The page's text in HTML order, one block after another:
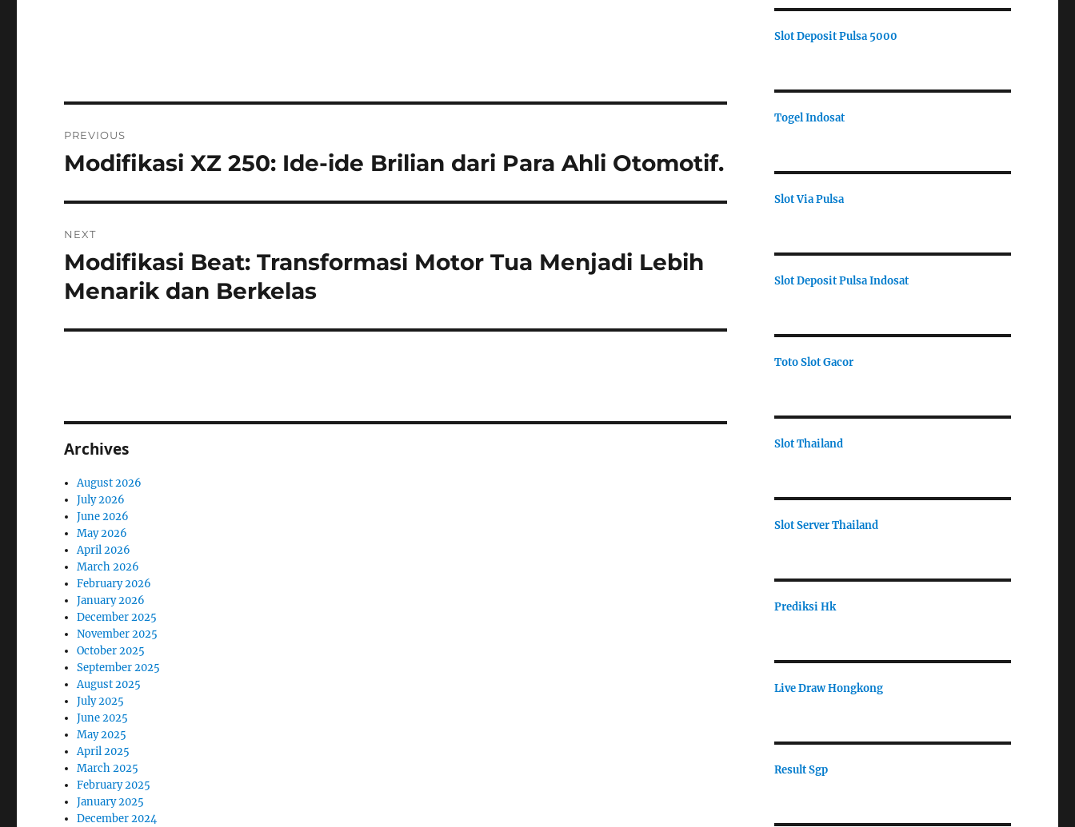
navigation
PREVIOUS
Previous
Modifikasi XZ 250: Ide-ide Brilian dari Para Ahli Otomotif.
NEXT
Next
post:
Modifikasi Beat: Transformasi Motor Tua Menjadi Lebih
Menarik dan Berkelas
Archives
August 2026
July 2026
June 2026
May 2026
April 2026
March 2026
February 2026
January 2026
December 2025
November 2025
October 2025
September 2025
August 2025
July 2025
June 2025
May 2025
April 2025
March 2025
February 2025
January 2025
December 2024
Slot Deposit Pulsa 5000
Togel Indosat
Slot Via Pulsa
Slot Deposit Pulsa Indosat
Toto Slot Gacor
Slot Thailand
Slot Server Thailand
Prediksi Hk
Live Draw Hongkong
Result Sgp